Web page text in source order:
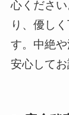
心くださ
り、優し
す。中絶
安心してお